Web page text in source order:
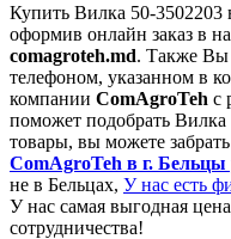
Купить Вилка 50-
оформив онлайн заказ в
comagroteh.md. Также Вы
телефоном, указанном в
компании ComAgroTeh с
поможет подобрать
товары, вы можете
ComAgroTeh в г. Бельцы
не в Бельцах, У нас есть
У нас самая выгодная
сотрудничества!